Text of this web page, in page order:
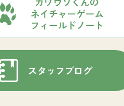
ネイチャーゲーム
フィールドノート
スタッフブログ